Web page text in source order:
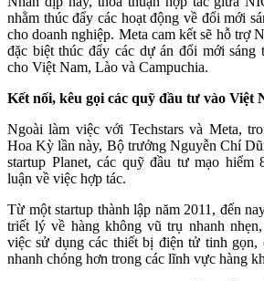
nhằm thúc đẩy các hoạt động về đổi mới
cho doanh nghiệp. Meta cam kết sẽ hỗ trợ
đặc biệt thúc đẩy các dự án đổi mới sáng
cho Việt Nam, Lào và Campuchia.
Kết nối, kêu gọi các quỹ đầu tư vào Việt
Ngoài làm việc với Techstars và Meta,
Hoa Kỳ lần này, Bộ trưởng Nguyễn Chí
startup Planet, các quỹ đầu tư mạo hiểm
luận về việc hợp tác.
Từ một startup thành lập năm 2011, đến
triết lý về hàng không vũ trụ nhanh
việc sử dụng các thiết bị điện tử tinh gọn,
nhanh chóng hơn trong các lĩnh vực hàng